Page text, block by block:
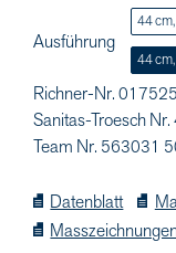
Ausführung
44
44
Richner-Nr.
Sanitas-Troesch
Team Nr. 563031
Datenblatt